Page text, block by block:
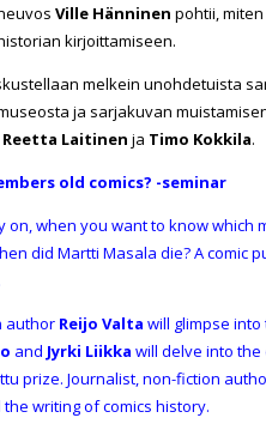
Ville Hänninen pohtii,
kirjoittamiseen.
melkein unohdetuista
ja sarjakuvan
Reetta Laitinen ja Timo Kokkila.
old comics? -seminar
on, when you want to know which
did Martti Masala die? A comic
author Reijo Valta will glimpse
and Jyrki Liikka will delve into
prize. Journalist, non-fiction
writing of comics history.